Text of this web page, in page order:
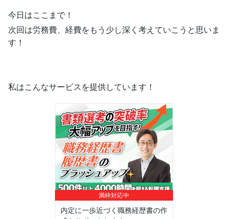
今日はここまで！
次回は労務費、経費をもう少し深く考えていこうと思いま
す！
私はこんなサービスを提供しています！
満枠対応中
内定に一歩近づく職務経歴書の作